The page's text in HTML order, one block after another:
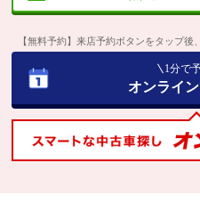
【無料予約】来店予約ボタンをタップ
1分で
オンライ